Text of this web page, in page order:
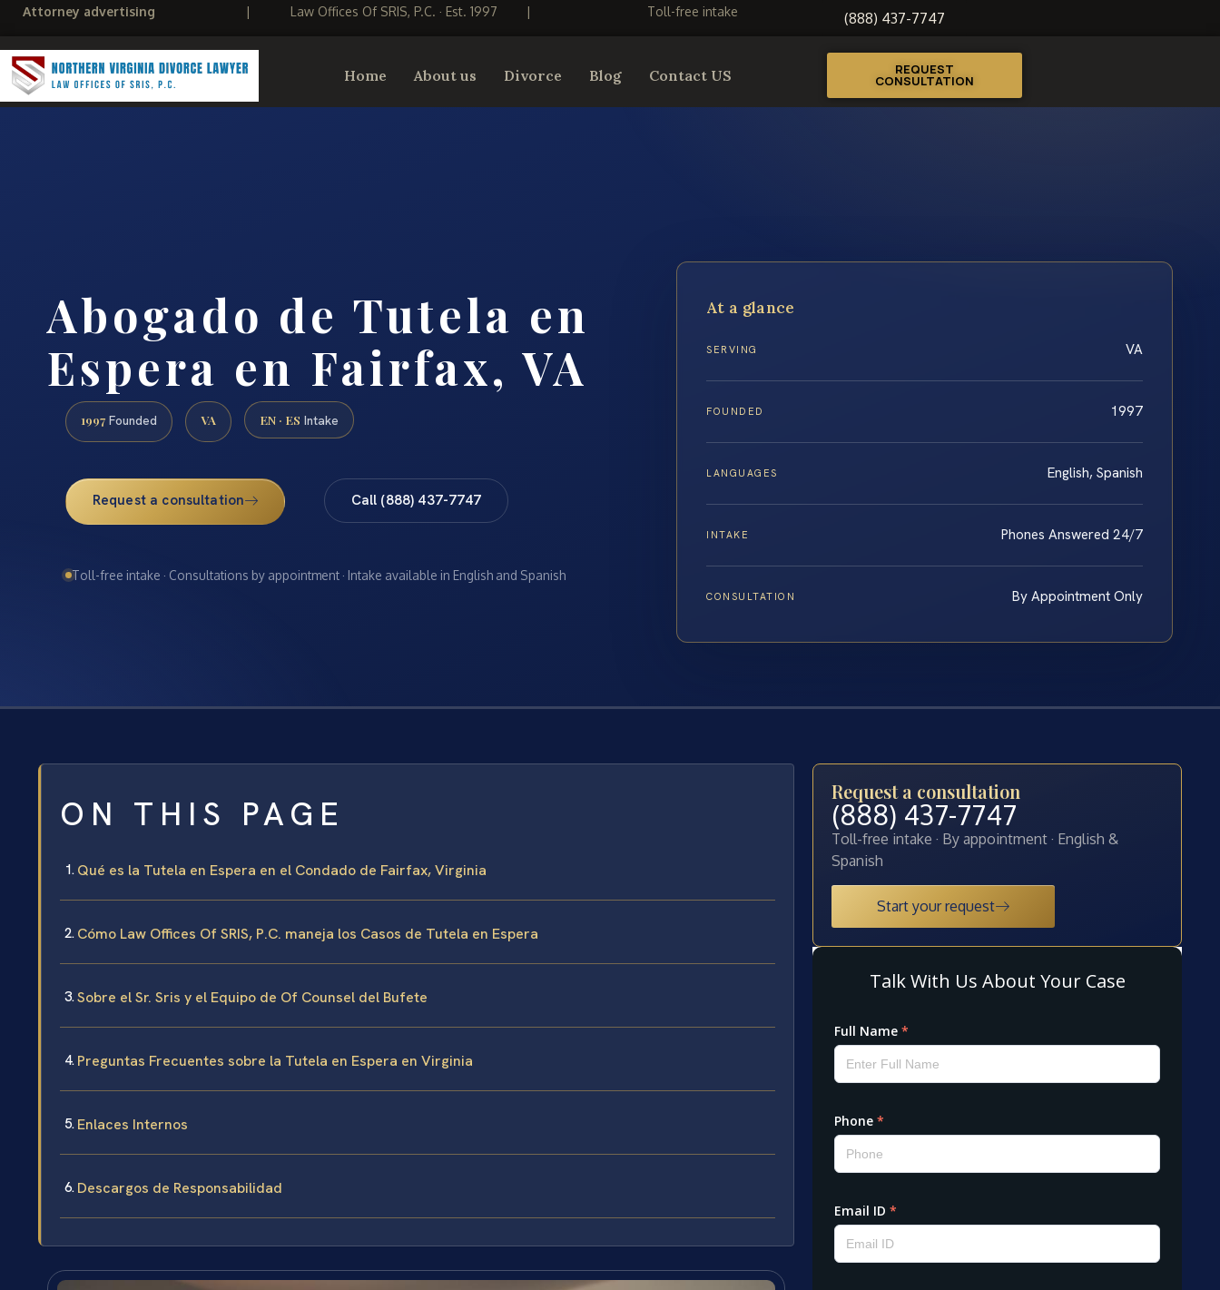
Attorney advertising | Law Offices Of SRIS, P.C. · Est. 1997 | Toll-free intake (888) 437-7747
Home About us Divorce Blog Contact US REQUEST
CONSULTATION
Abogado de Tutela en
Espera en Fairfax, VA
1997 Founded VA EN · ES Intake
Request a consultation Call (888) 437-7747
Toll-free intake · Consultations by appointment · Intake available in English and Spanish
At a glance
SERVING VA
FOUNDED 1997
LANGUAGES English, Spanish
INTAKE Phones Answered 24/7
CONSULTATION By Appointment Only
ON THIS PAGE
Qué es la Tutela en Espera en el Condado de Fairfax, Virginia
Cómo Law Offices Of SRIS, P.C. maneja los Casos de Tutela en Espera
Sobre el Sr. Sris y el Equipo de Of Counsel del Bufete
Preguntas Frecuentes sobre la Tutela en Espera en Virginia
Enlaces Internos
Descargos de Responsabilidad
Request a consultation
(888) 437-7747
Toll-free intake · By appointment · English &
Spanish
Start your request